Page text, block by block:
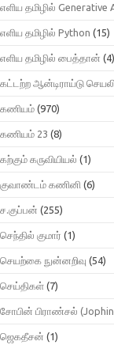
எளிய தமிழில் Generative
எளிய தமிழில் Python (15)
எளிய தமிழில் பைத்தான் (4)
கட்டற்ற ஆன்டிராய்டு
கணியம் (970)
கணியம் 23 (8)
கற்கும் கருவியியல் (1)
குவாண்டம் கணினி (6)
ச.குப்பன் (255)
செந்தில் குமார் (1)
செயற்கை நுன்னறிவு (54)
செய்திகள் (7)
சோபின் பிராண்சல்
ஜெகதீசன் (1)